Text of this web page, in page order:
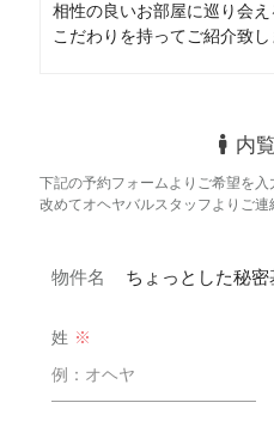
相性の良いお部屋に巡り会え
こだわりを持ってご紹介致
内
下記の予約フォームよりご希望を入
改めてオヘヤバルスタッフよりご連
物件名 ちょっとした秘密
姓 ※